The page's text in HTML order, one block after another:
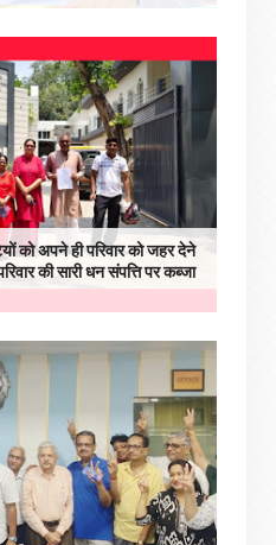
को अपने ही परिवार को जहर देने
की सारी धन संपत्ति पर कब्जा